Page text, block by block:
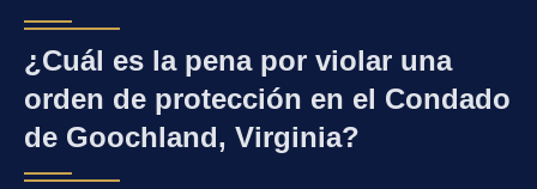
¿Cuál es la pena por violar una
orden de protección en el Condado
de Goochland, Virginia?